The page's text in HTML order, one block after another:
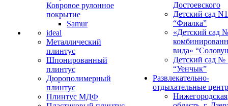
Ковровое рулонное
покрытие
Samur
ideal
Металлический
плинтус
Шпонированный
плинтус
Дюрополимерный
плинтус
Плинтус МДФ
Достоевского
Детский сад
“Фиалка”
«Детский сад
вида»
Детский сад №
“Уенчык”
Развлекательно-
отдыхательные
Нижегородская